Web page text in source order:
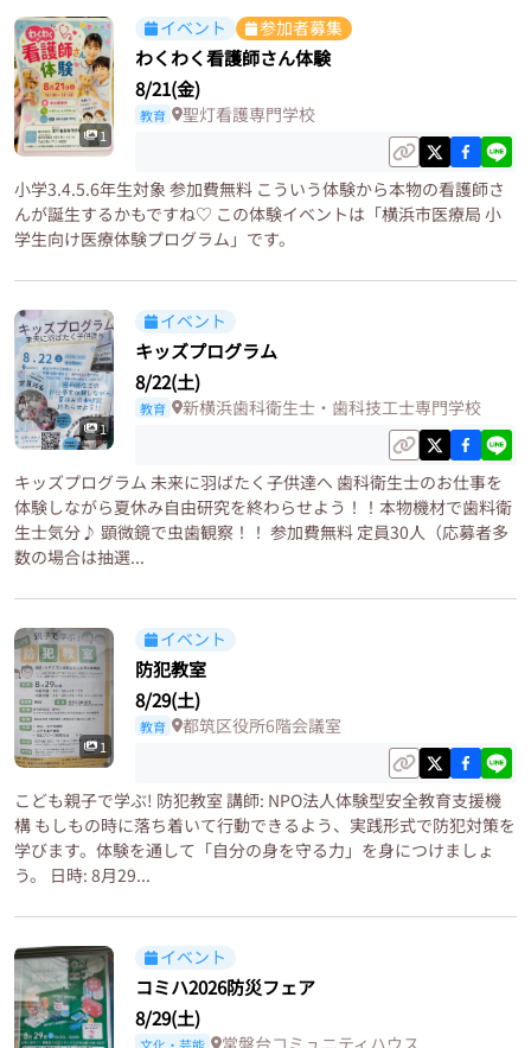
1
イベント 参加者募集
わくわく看護師さん体験
8/21(金)
教育 聖灯看護専門学校
小学3.4.5.6年生対象 参加費無料 こういう体験から本物の看護師さ
んが誕生するかもですね♡ この体験イベントは「横浜市医療局 小
学生向け医療体験プログラム」です。
1
イベント
キッズプログラム
8/22(土)
教育 新横浜歯科衛生士・歯科技工士専門学校
キッズプログラム 未来に羽ばたく子供達へ 歯科衛生士のお仕事を
体験しながら夏休み自由研究を終わらせよう！！本物機材で歯料衛
生士気分♪ 顕微鏡で虫歯観察！！ 参加費無料 定員30人（応募者多
数の場合は抽選...
1
イベント
防犯教室
8/29(土)
教育 都筑区役所6階会議室
こども親子で学ぶ! 防犯教室 講師: NPO法人体験型安全教育支援機
構 もしもの時に落ち着いて行動できるよう、実践形式で防犯対策を
学びます。体験を通して「自分の身を守る力」を身につけましょ
う。 日時: 8月29...
イベント
コミハ2026防災フェア
8/29(土)
文化・芸能 常盤台コミュニティハウス